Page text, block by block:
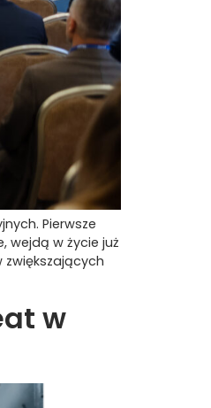
Pierwsze
wejdą w życie już
w